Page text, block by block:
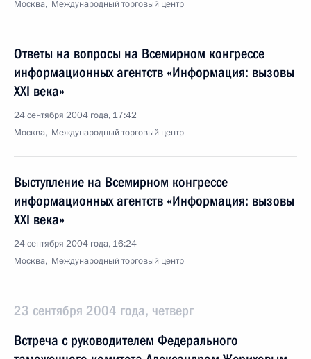
Москва, Международный торговый центр
Ответы на вопросы на Всемирном конгрессе
информационных агентств «Информация: вызовы
XXI века»
24 сентября 2004 года, 17:42
Москва, Международный торговый центр
Выступление на Всемирном конгрессе
информационных агентств «Информация: вызовы
XXI века»
24 сентября 2004 года, 16:24
Москва, Международный торговый центр
23 сентября 2004 года, четверг
Встреча с руководителем Федерального